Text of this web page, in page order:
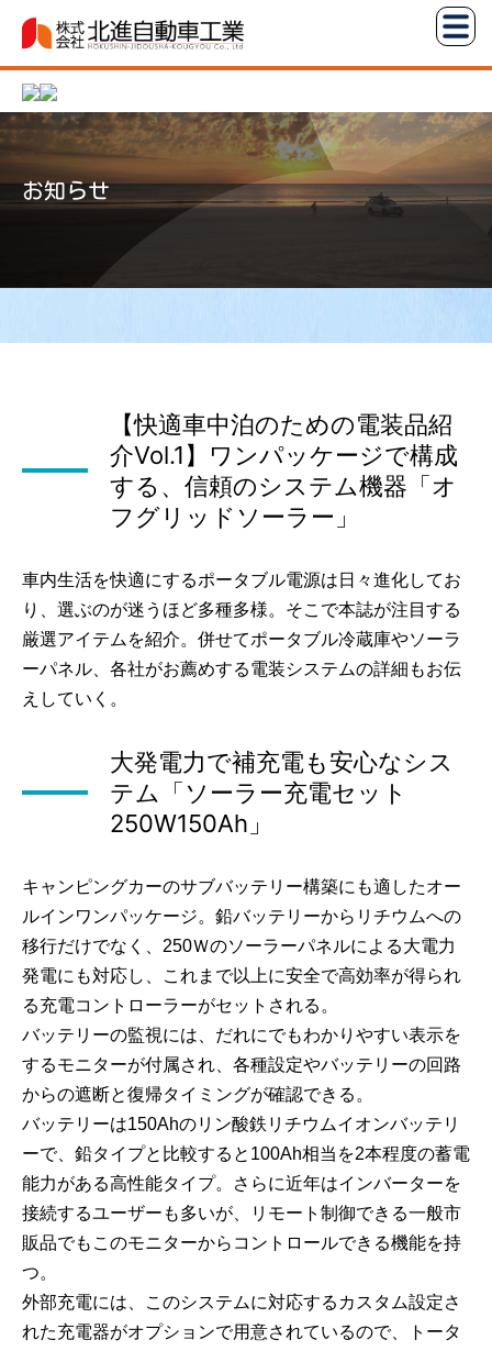
テ
ツ
へ
株
式
会
社
北
進
お知らせ
【快適車中泊のための電装品紹
介Vol.1】ワンパッケージで構成
する、信頼のシステム機器「オ
フグリッドソーラー」
車内生活を快適にするポータブル電源は日々進化してお
り、選ぶのが迷うほど多種多様。そこで本誌が注目する
厳選アイテムを紹介。併せてポータブル冷蔵庫やソーラ
ーパネル、各社がお薦めする電装システムの詳細もお伝
えしていく。
大発電力で補充電も安心なシス
テム「ソーラー充電セット
250W150Ah」
キャンピングカーのサブバッテリー構築にも適したオー
ルインワンパッケージ。鉛バッテリーからリチウムへの
移行だけでなく、250Ｗのソーラーパネルによる大電力
発電にも対応し、これまで以上に安全で高効率が得られ
る充電コントローラーがセットされる。
バッテリーの監視には、だれにでもわかりやすい表示を
するモニターが付属され、各種設定やバッテリーの回路
からの遮断と復帰タイミングが確認できる。
バッテリーは150Ahのリン酸鉄リチウムイオンバッテリ
ーで、鉛タイプと比較すると100Ah相当を2本程度の蓄電
能力がある高性能タイプ。さらに近年はインバーターを
接続するユーザーも多いが、リモート制御できる一般市
販品でもこのモニターからコントロールできる機能を持
つ。
外部充電には、このシステムに対応するカスタム設定さ
れた充電器がオプションで用意されているので、トータ